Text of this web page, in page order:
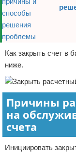
Как закрыть счет в
ниже.
Причины
на
счета
Инициировать